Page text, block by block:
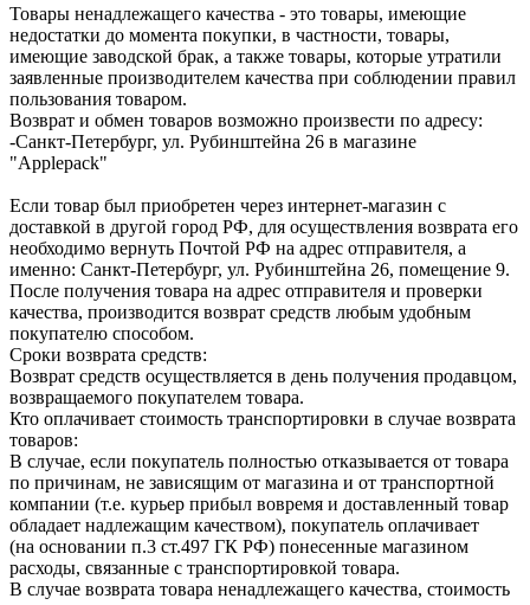
Товары ненадлежащего качества - это товары, имеющие
недостатки до момента покупки, в частности, товары,
имеющие заводской брак, а также товары, которые утратили
заявленные производителем качества при соблюдении правил
пользования товаром.
Возврат и обмен товаров возможно произвести по адресу:
-Санкт-Петербург, ул. Рубинштейна 26 в магазине
"Applepack"
Если товар был приобретен через интернет-магазин с
доставкой в другой город РФ, для осуществления возврата его
необходимо вернуть Почтой РФ на адрес отправителя, а
именно: Санкт-Петербург, ул. Рубинштейна 26, помещение 9.
После получения товара на адрес отправителя и проверки
качества, производится возврат средств любым удобным
покупателю способом.
Сроки возврата средств:
Возврат средств осуществляется в день получения продавцом,
возвращаемого покупателем товара.
Кто оплачивает стоимость транспортировки в случае возврата
товаров:
В случае, если покупатель полностью отказывается от товара
по причинам, не зависящим от магазина и от транспортной
компании (т.е. курьер прибыл вовремя и доставленный товар
обладает надлежащим качеством), покупатель оплачивает
(на основании п.3 ст.497 ГК РФ) понесенные магазином
расходы, связанные с транспортировкой товара.
В случае возврата товара ненадлежащего качества, стоимость